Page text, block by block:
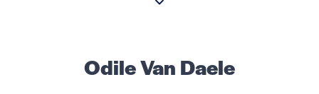
Odile Van Daele